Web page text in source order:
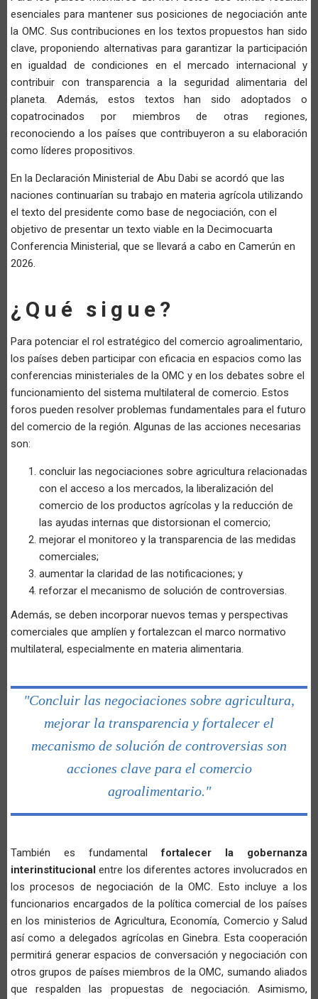
esenciales para mantener sus posiciones de negociación ante
la OMC. Sus contribuciones en los textos propuestos han sido
clave, proponiendo alternativas para garantizar la participación
en igualdad de condiciones en el mercado internacional y
contribuir con transparencia a la seguridad alimentaria del
planeta. Además, estos textos han sido adoptados o
copatrocinados por miembros de otras regiones,
reconociendo a los países que contribuyeron a su elaboración
como líderes propositivos.
En la Declaración Ministerial de Abu Dabi se acordó que las
naciones continuarían su trabajo en materia agrícola utilizando
el texto del presidente como base de negociación, con el
objetivo de presentar un texto viable en la Decimocuarta
Conferencia Ministerial, que se llevará a cabo en Camerún en
2026.
¿Qué sigue?
Para potenciar el rol estratégico del comercio agroalimentario,
los países deben participar con eficacia en espacios como las
conferencias ministeriales de la OMC y en los debates sobre el
funcionamiento del sistema multilateral de comercio. Estos
foros pueden resolver problemas fundamentales para el futuro
del comercio de la región. Algunas de las acciones necesarias
son:
concluir las negociaciones sobre agricultura relacionadas
con el acceso a los mercados, la liberalización del
comercio de los productos agrícolas y la reducción de
las ayudas internas que distorsionan el comercio;
mejorar el monitoreo y la transparencia de las medidas
comerciales;
aumentar la claridad de las notificaciones; y
reforzar el mecanismo de solución de controversias.
Además, se deben incorporar nuevos temas y perspectivas
comerciales que amplíen y fortalezcan el marco normativo
multilateral, especialmente en materia alimentaria.
"Concluir las negociaciones sobre agricultura,
mejorar la transparencia y fortalecer el
mecanismo de solución de controversias son
acciones clave para el comercio
agroalimentario."
También es fundamentalfortalecer la gobernanza
interinstitucional entre los diferentes actores involucrados en
los procesos de negociación de la OMC. Esto incluye a los
funcionarios encargados de la política comercial de los países
en los ministerios de Agricultura, Economía, Comercio y Salud
así como a delegados agrícolas en Ginebra. Esta cooperación
permitirá generar espacios de conversación y negociación con
otros grupos de países miembros de la OMC, sumando aliados
que respalden las propuestas de negociación. Asimismo,